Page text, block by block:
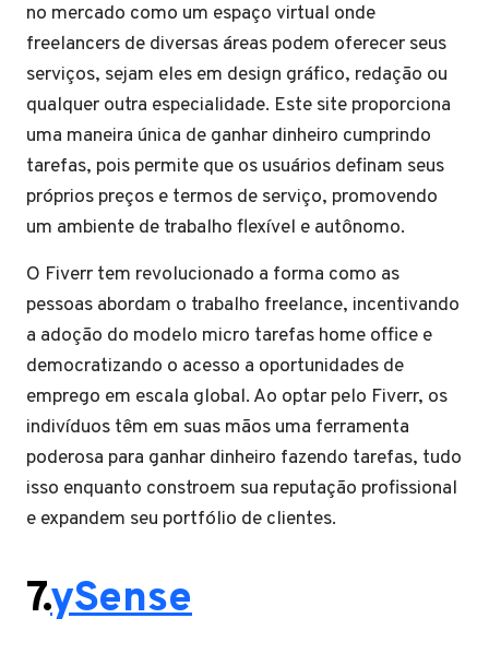
no mercado como um espaço virtual onde
freelancers de diversas áreas podem oferecer seus
serviços, sejam eles em design gráfico, redação ou
qualquer outra especialidade. Este site proporciona
uma maneira única de ganhar dinheiro cumprindo
tarefas, pois permite que os usuários definam seus
próprios preços e termos de serviço, promovendo
um ambiente de trabalho flexível e autônomo.
O Fiverr tem revolucionado a forma como as
pessoas abordam o trabalho freelance, incentivando
a adoção do modelo micro tarefas home office e
democratizando o acesso a oportunidades de
emprego em escala global. Ao optar pelo Fiverr, os
indivíduos têm em suas mãos uma ferramenta
poderosa para ganhar dinheiro fazendo tarefas, tudo
isso enquanto constroem sua reputação profissional
e expandem seu portfólio de clientes.
7.ySense